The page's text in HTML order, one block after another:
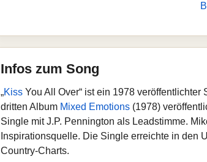
Infos zum Song
„Kiss You All Over“ ist ein 1978
dritten Album Mixed Emotions (1978)
Single mit J.P. Pennington als Leadstimme.
Inspirationsquelle. Die Single erreichte in den
Country-Charts.